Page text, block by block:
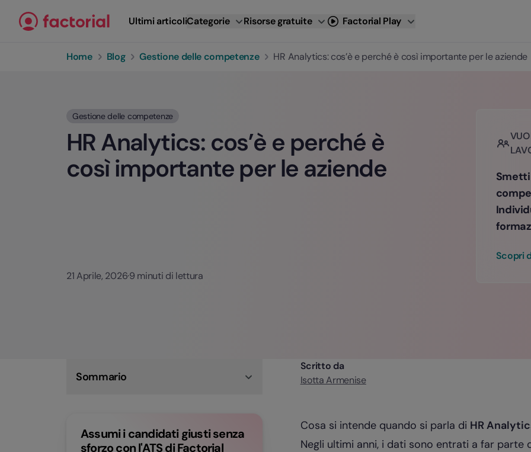
Ultimi articoliCategorie Risorse gratuite Factorial Play
Home Blog Gestione delle competenze HR Analytics: cos’è e perché è così importante per le aziende
Gestione delle competenze
HR Analytics: cos’è e perché è
così importante per le aziende
21 Aprile, 2026·9 minuti di lettura
Scopri
Sommario
Esempi di HR Analytics: come sfruttare i Big
Data
Assumi i candidati giusti senza
sforzo con l'ATS di Factorial
Scritto da
Isotta Armenise
Cosa si intende quando si parla di HR
Negli ultimi anni, i dati sono entrati a far